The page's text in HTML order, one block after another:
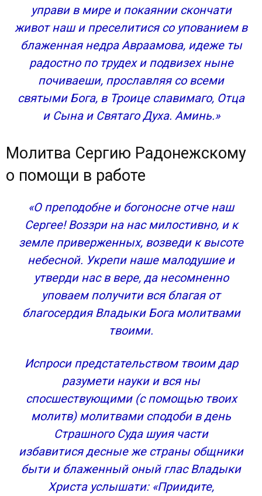
управи в мире и покаянии скончати
живот наш и преселитися со упованием в
блаженная недра Авраамова, идеже ты
радостно по трудех и подвизех ныне
почиваеши, прославляя со всеми
святыми Бога, в Троице славимаго, Отца
и Сына и Святаго Духа. Аминь.»
Молитва Сергию Радонежскому
о помощи в работе
«О преподобне и богоносне отче наш
Сергее! Воззри на нас милостивно, и к
земле приверженных, возведи к высоте
небесной. Укрепи наше малодушие и
утверди нас в вере, да несомненно
уповаем получити вся благая от
благосердия Владыки Бога молитвами
твоими.
Испроси предстательством твоим дар
разумети науки и вся ны
спосшествующими (с помощью твоих
молитв) молитвами сподоби в день
Страшного Суда шуия части
избавитися десные же страны общники
быти и блаженный оный глас Владыки
Христа услышати: «Приидите,